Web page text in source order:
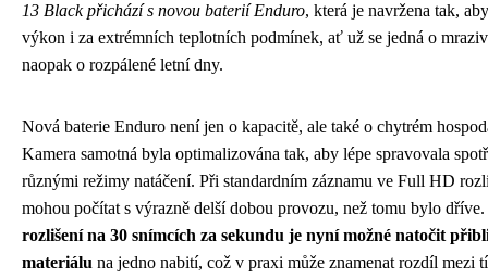
13 Black přichází s novou baterií Enduro, která je navržena tak,
výkon i za extrémních teplotních podmínek, ať už se jedná o
naopak o rozpálené letní dny.
Nová baterie Enduro není jen o kapacitě, ale také o chytrém
Kamera samotná byla optimalizována tak, aby lépe spravovala
různými režimy natáčení. Při standardním záznamu ve Full HD
mohou počítat s výrazně delší dobou provozu, než tomu bylo dříve.
rozlišení na 30 snímcích za sekundu je nyní možné natočit
materiálu na jedno nabití, což v praxi může znamenat rozdíl mezi